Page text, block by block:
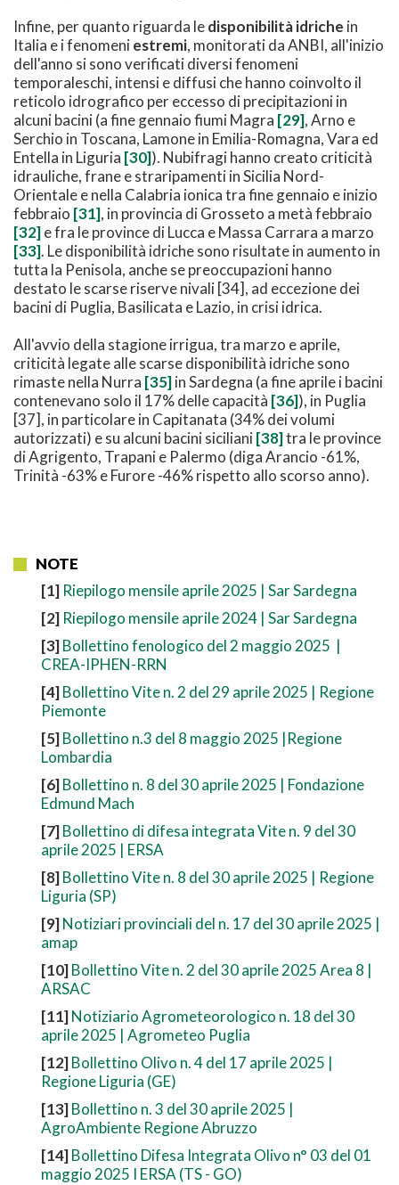
Infine, per quanto riguarda ledisponibilità idriche in
Italia e i fenomeniestremi, monitorati da ANBI, all'inizio
dell'anno si sono verificati diversi fenomeni
temporaleschi, intensi e diffusi che hanno coinvolto il
reticolo idrografico per eccesso di precipitazioni in
alcuni bacini (a fine gennaio fiumi Magra [29], Arno e
Serchio in Toscana, Lamone in Emilia-Romagna, Vara ed
Entella in Liguria [30]). Nubifragi hanno creato criticità
idrauliche, frane e straripamenti in Sicilia Nord-
Orientale e nella Calabria ionica tra fine gennaio e inizio
febbraio [31], in provincia di Grosseto a metà febbraio
[32]e fra le province di Lucca e Massa Carrara a marzo
[33]. Le disponibilità idriche sono risultate in aumento in
tutta la Penisola, anche se preoccupazioni hanno
destato le scarse riserve nivali [34], ad eccezione dei
bacini di Puglia, Basilicata e Lazio, in crisi idrica.
All'avvio della stagione irrigua, tra marzo e aprile,
criticità legate alle scarse disponibilità idriche sono
rimaste nella Nurra [35]in Sardegna (a fine aprile i bacini
contenevano solo il 17% delle capacità [36]), in Puglia
[37], in particolare in Capitanata (34% dei volumi
autorizzati) e su alcuni bacini siciliani[38]tra le province
di Agrigento, Trapani e Palermo (diga Arancio -61%,
Trinità -63% e Furore -46% rispetto allo scorso anno).
NOTE
[1] Riepilogo mensile aprile 2025 | Sar Sardegna
[2] Riepilogo mensile aprile 2024 | Sar Sardegna
[3]Bollettino fenologico del 2 maggio 2025 |
CREA-IPHEN-RRN
[4]Bollettino Vite n. 2 del 29 aprile 2025 | Regione
Piemonte
[5]Bollettino n.3 del 8 maggio 2025 |Regione
Lombardia
[6]Bollettino n. 8 del 30 aprile 2025 | Fondazione
Edmund Mach
[7]Bollettino di difesa integrata Vite n. 9 del 30
aprile 2025 | ERSA
[8]Bollettino Vite n. 8 del 30 aprile 2025 | Regione
Liguria (SP)
[9]Notiziari provinciali del n. 17 del 30 aprile 2025 |
amap
[10]Bollettino Vite n. 2 del 30 aprile 2025 Area 8 |
ARSAC
[11]Notiziario Agrometeorologico n. 18 del 30
aprile 2025 | Agrometeo Puglia
[12]Bollettino Olivo n. 4 del 17 aprile 2025 |
Regione Liguria (GE)
[13]Bollettino n. 3 del 30 aprile 2025 |
AgroAmbiente Regione Abruzzo
[14]Bollettino Difesa Integrata Olivo n° 03 del 01
maggio 2025 I ERSA (TS - GO)